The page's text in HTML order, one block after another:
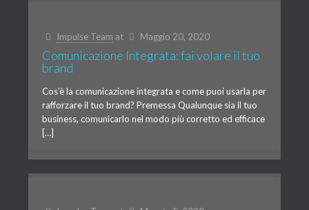
Impulse Team at Maggio 20, 2020
Comunicazione Integrata: fai volare il tuo
brand
Cos’è la comunicazione integrata e come puoi usarla per
rafforzare il tuo brand? Premessa Qualunque sia il tuo
business, comunicarlo nel modo più corretto ed efficace
[…]